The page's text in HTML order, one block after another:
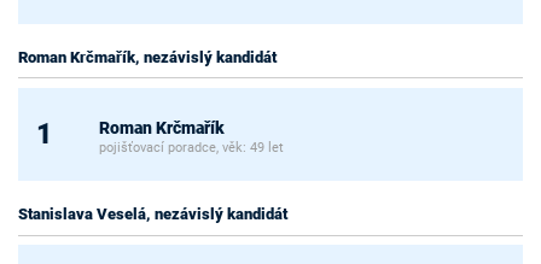
Roman Krčmařík, nezávislý kandidát
1 Roman Krčmařík
pojišťovací poradce, věk: 49 let
Stanislava Veselá, nezávislý kandidát